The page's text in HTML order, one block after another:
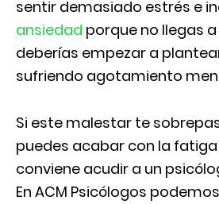
sentir demasiado estrés e
ansiedad porque no llegas
deberías empezar a
sufriendo agotamiento
Si este malestar te
puedes acabar con la
conviene acudir a un
En ACM Psicólogos